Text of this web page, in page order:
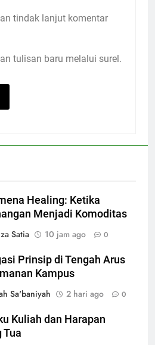
tindak lanjut komentar
tulisan baru melalui surel.
Healing: Ketika
Menjadi Komoditas
Satia
10 jam ago 0
Prinsip di Tengah Arus
Kampus
Sa'baniyah
2 hari ago 0
Kuliah dan Harapan
Tua